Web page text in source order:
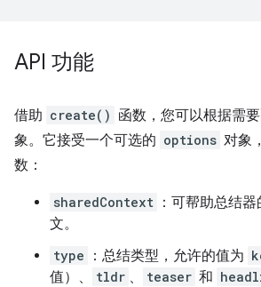
API 功能
借助 create() 函数，您可以根据需
象。它接受一个可选的 options 对象
数：
sharedContext ：可帮助总结
文。
type ：总结类型，允许的值为
值）、
tldr 、 teaser 和